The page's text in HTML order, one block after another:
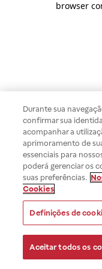
browser
Durante sua
confirmar sua
acompanhar a
aprimoramento de
essenciais para
poderá gerenciar os
suas preferências.
Cookies
Definições de
Aceitar todos os